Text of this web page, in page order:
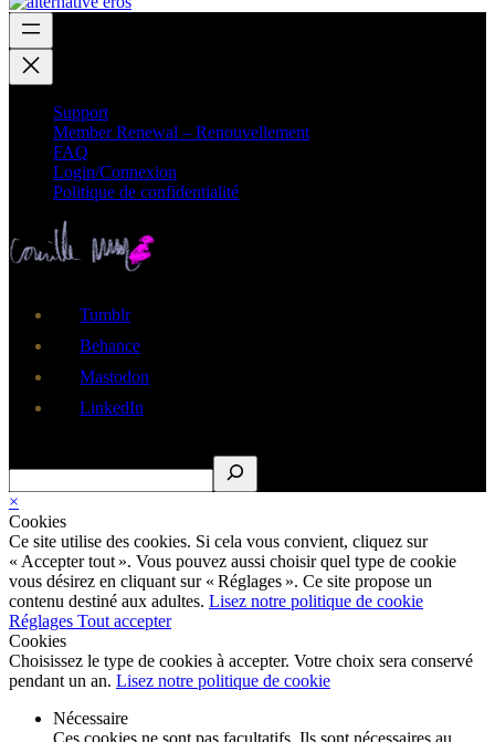
Support
Member Renewal – Renouvellement
FAQ
Login/Connexion
Politique de confidentialité
Tumblr
Behance
Mastodon
LinkedIn
×
Cookies
Ce site utilise des cookies. Si cela vous convient, cliquez sur
« Accepter tout ». Vous pouvez aussi choisir quel type de cookie
vous désirez en cliquant sur « Réglages ». Ce site propose un
contenu destiné aux adultes. Lisez notre politique de cookie
Réglages Tout accepter
Cookies
Choisissez le type de cookies à accepter. Votre choix sera conservé
pendant un an. Lisez notre politique de cookie
Nécessaire
Ces cookies ne sont pas facultatifs. Ils sont nécessaires au